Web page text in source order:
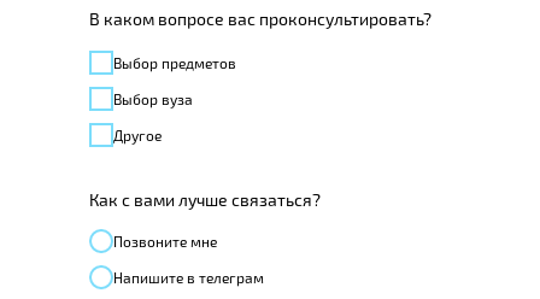
В каком вопросе вас проконсультировать?
Выбор предметов
Выбор вуза
Другое
Как с вами лучше связаться?
Позвонитe мне
Напишите в телеграм